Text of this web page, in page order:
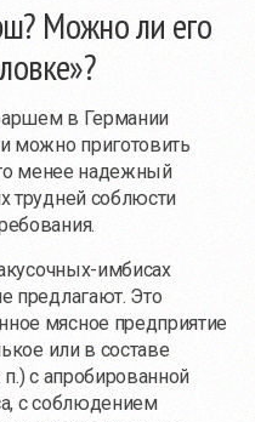
Можно ли его
в Германии
можно приготовить
менее надежный
трудней соблюсти
имбисах
предлагают. Это
мясное предприятие
или в составе
п.) с апробированной
с соблюдением